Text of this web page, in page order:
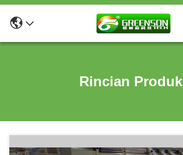
Rincian Produk